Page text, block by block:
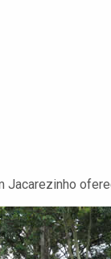
Jacarezinho